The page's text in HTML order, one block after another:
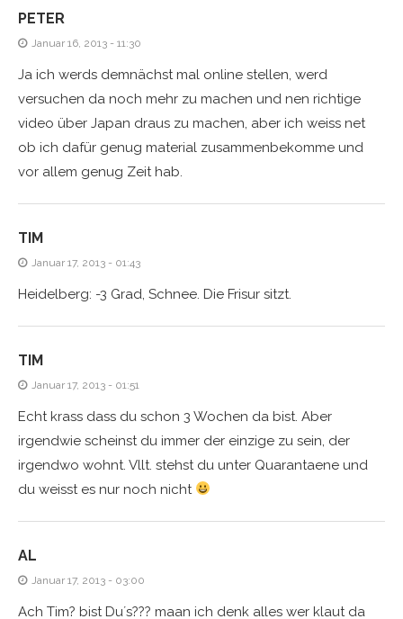
PETER
Januar 16, 2013 - 11:30
Ja ich werds demnächst mal online stellen, werd
versuchen da noch mehr zu machen und nen richtige
video über Japan draus zu machen, aber ich weiss net
ob ich dafür genug material zusammenbekomme und
vor allem genug Zeit hab.
TIM
Januar 17, 2013 - 01:43
Heidelberg: -3 Grad, Schnee. Die Frisur sitzt.
TIM
Januar 17, 2013 - 01:51
Echt krass dass du schon 3 Wochen da bist. Aber
irgendwie scheinst du immer der einzige zu sein, der
irgendwo wohnt. Vllt. stehst du unter Quarantaene und
du weisst es nur noch nicht
AL
Januar 17, 2013 - 03:00
Ach Tim? bist Du´s??? maan ich denk alles wer klaut da